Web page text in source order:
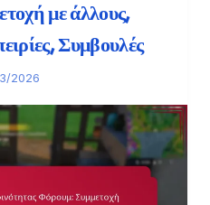
με άλλους,
Συμβουλές
2026